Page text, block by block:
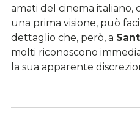
amati del cinema italiano,
una prima visione, può
dettaglio che, però, a
molti riconoscono
la sua apparente